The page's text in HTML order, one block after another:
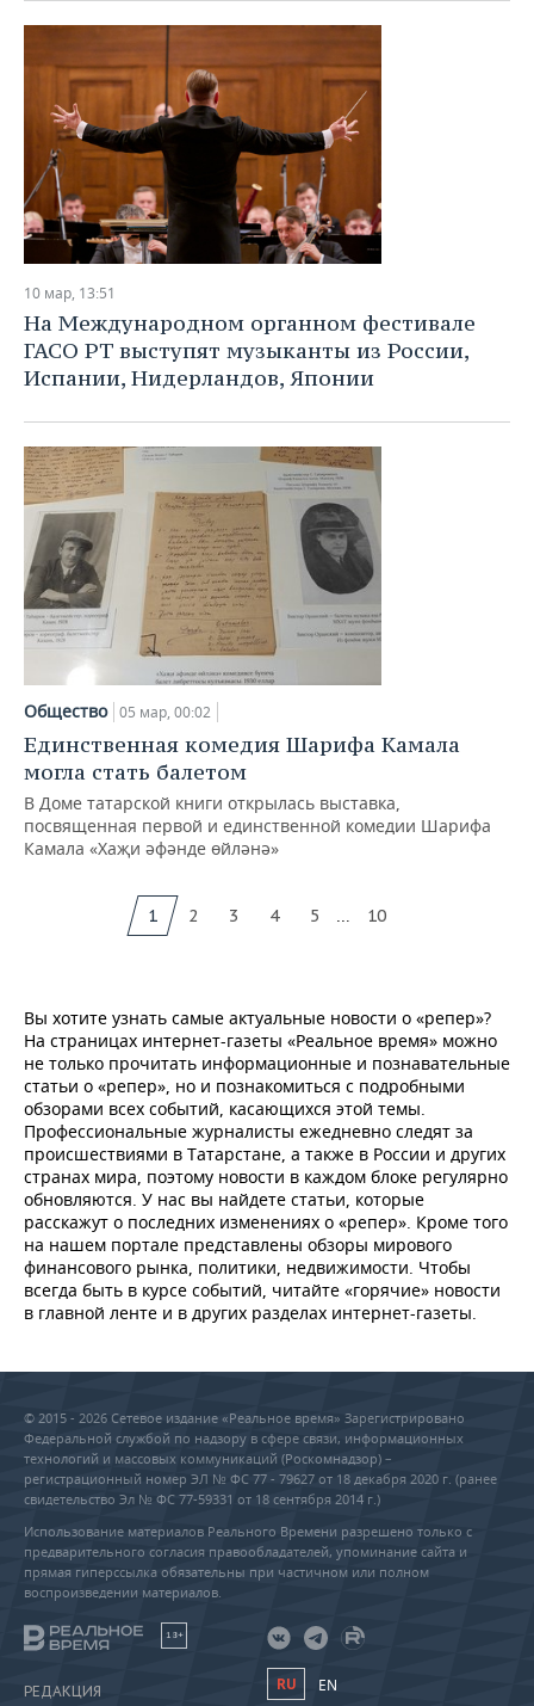
10 мар, 13:51
На Международном органном фестивале
ГАСО РТ выступят музыканты из России,
Испании, Нидерландов, Японии
Общество 05 мар, 00:02
Единственная комедия Шарифа Камала
могла стать балетом
В Доме татарской книги открылась выставка,
посвященная первой и единственной комедии Шарифа
Камала «Хаҗи әфәнде өйләнә»
1 2 3 4 5 ... 10
Вы хотите узнать самые актуальные новости о «репер»?
На страницах интернет-газеты «Реальное время» можно
не только прочитать информационные и познавательные
статьи о «репер», но и познакомиться с подробными
обзорами всех событий, касающихся этой темы.
Профессиональные журналисты ежедневно следят за
происшествиями в Татарстане, а также в России и других
странах мира, поэтому новости в каждом блоке регулярно
обновляются. У нас вы найдете статьи, которые
расскажут о последних изменениях о «репер». Кроме того
на нашем портале представлены обзоры мирового
финансового рынка, политики, недвижимости. Чтобы
всегда быть в курсе событий, читайте «горячие» новости
в главной ленте и в других разделах интернет-газеты.
© 2015 - 2026 Сетевое издание «Реальное время» Зарегистрировано
Федеральной службой по надзору в сфере связи, информационных
технологий и массовых коммуникаций (Роскомнадзор) –
регистрационный номер ЭЛ № ФС 77 - 79627 от 18 декабря 2020 г. (ранее
свидетельство Эл № ФС 77-59331 от 18 сентября 2014 г.)
Использование материалов Реального Времени разрешено только с
предварительного согласия правообладателей, упоминание сайта и
прямая гиперссылка обязательны при частичном или полном
воспроизведении материалов.
18+
РЕДАКЦИЯ RU EN